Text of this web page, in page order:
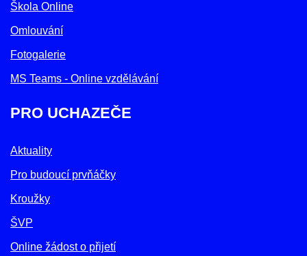
Škola Online
Omlouvání
Fotogalerie
MS Teams - Online vzdělávání
PRO UCHAZEČE
Aktuality
Pro budoucí prvňáčky
Kroužky
ŠVP
Online žádost o přijetí